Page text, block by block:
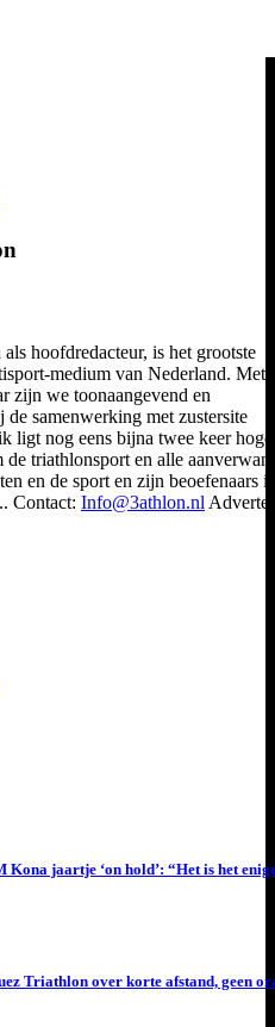
hoofdredacteur, is het grootste
medium van Nederland. Met
zijn we toonaangevend en
samenwerking met zustersite
ligt nog eens bijna twee keer
triathlonsport en alle
en de sport en zijn beoefenaars
Contact: Info@3athlon.nl
jaartje ‘on hold’: “Het is het
Triathlon over korte afstand, geen